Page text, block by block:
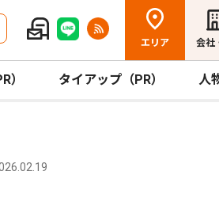
エリア 会社
） タイアップ（PR） 人